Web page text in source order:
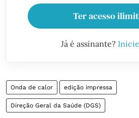
Ter acesso
Já é assinante?
Onda de calor edição impressa
Direção Geral da Saúde (DGS)